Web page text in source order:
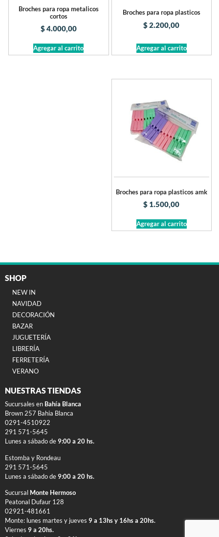
Broches para ropa metalicos
cortos
$4.000,00
Agregar al carrito
Broches para ropa plasticos
$2.200,00
Agregar al carrito
Broches para ropa plasticos amk
$ 1.500,00
Agregar al carrito
SHOP
NEW IN
NAVIDAD
DECORACIÓN
BAZAR
JUGUETERÍA
LIBRERÍA
FERRETERÍA
VERANO
NUESTRAS TIENDAS
Sucursales en Bahía Blanca
Brown 257 Bahia Blanca
0291-4510922
291 571-5645
Lunes a sábado de 9:00 a 20 hs.
Estomba y Rondeau
291 571-5645
Lunes a sábado de 9:00 a 20 hs.
Sucursal Monte Hermoso
Peatonal Dufaur 128
02921-481661
Monte: lunes martes y jueves 9 a 13hs y 16hs a 20hs.
Viernes 9 a 20hs.